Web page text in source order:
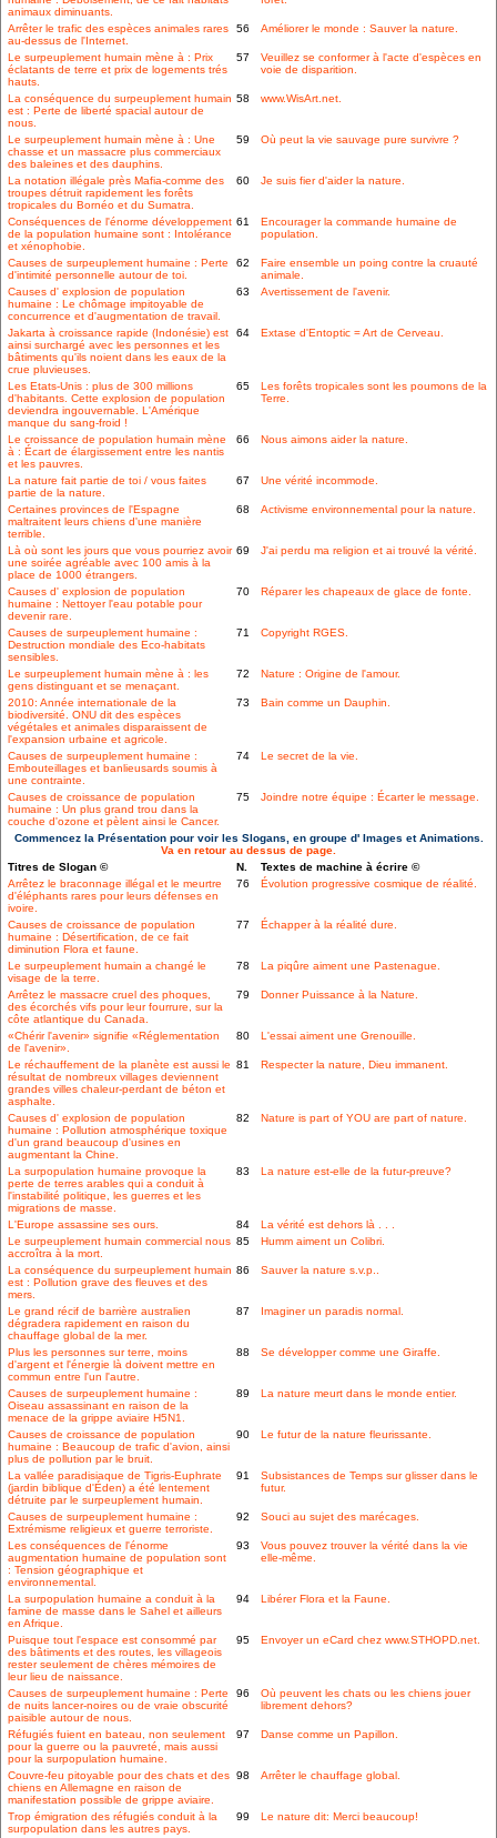
animaux diminuants.
Arrêter le trafic des espèces animales rares
au-dessus de l'Internet.
56 Améliorer le monde : Sauver la nature.
Le surpeuplement humain mène à : Prix
éclatants de terre et prix de logements trés
hauts.
57
Veuillez se conformer à l'acte d'espèces en
voie de disparition.
La conséquence du surpeuplement humain
est : Perte de liberté spacial autour de
nous.
58 www.WisArt.net.
Le surpeuplement humain mène à : Une
chasse et un massacre plus commerciaux
des baleines et des dauphins.
59 Où peut la vie sauvage pure survivre ?
La notation illégale près Mafia-comme des
troupes détruit rapidement les forêts
tropicales du Bornéo et du Sumatra.
60 Je suis fier d'aider la nature.
Conséquences de l'énorme développement
de la population humaine sont : Intolérance
et xénophobie.
61
Encourager la commande humaine de
population.
Causes de surpeuplement humaine : Perte
d'intimité personnelle autour de toi.
62
Faire ensemble un poing contre la cruauté
animale.
Causes d' explosion de population
humaine : Le chômage impitoyable de
concurrence et d'augmentation de travail.
63 Avertissement de l'avenir.
Jakarta à croissance rapide (Indonésie) est
ainsi surchargé avec les personnes et les
bâtiments qu'ils noient dans les eaux de la
crue pluvieuses.
64 Extase d'Entoptic = Art de Cerveau.
Les Etats-Unis : plus de 300 millions
d'habitants. Cette explosion de population
deviendra ingouvernable. L'Amérique
manque du sang-froid !
65
Les forêts tropicales sont les poumons de la
Terre.
Le croissance de population humain mène
à : Écart de élargissement entre les nantis
et les pauvres.
66 Nous aimons aider la nature.
La nature fait partie de toi / vous faites
partie de la nature.
67 Une vérité incommode.
Certaines provinces de l'Espagne
maltraitent leurs chiens d'une manière
terrible.
68 Activisme environnemental pour la nature.
Là où sont les jours que vous pourriez avoir
une soirée agréable avec 100 amis à la
place de 1000 étrangers.
69 J'ai perdu ma religion et ai trouvé la vérité.
Causes d' explosion de population
humaine : Nettoyer l'eau potable pour
devenir rare.
70 Réparer les chapeaux de glace de fonte.
Causes de surpeuplement humaine :
Destruction mondiale des Eco-habitats
sensibles.
71 Copyright RGES.
Le surpeuplement humain mène à : les
gens distinguant et se menaçant.
72 Nature : Origine de l'amour.
2010: Année internationale de la
biodiversité. ONU dit des espèces
végétales et animales disparaissent de
l'expansion urbaine et agricole.
73 Bain comme un Dauphin.
Causes de surpeuplement humaine :
Embouteillages et banlieusards soumis à
une contrainte.
74 Le secret de la vie.
Causes de croissance de population
humaine : Un plus grand trou dans la
couche d'ozone et pèlent ainsi le Cancer.
75 Joindre notre équipe : Écarter le message.
Commencez la Présentation pour voir les Slogans, en groupe d' Images et Animations.
Va en retour au dessus de page.
Titres de Slogan ©
N.
Textes de machine à écrire ©
Arrêtez le braconnage illégal et le meurtre
d'éléphants rares pour leurs défenses en
ivoire.
76 Évolution progressive cosmique de réalité.
Causes de croissance de population
humaine : Désertification, de ce fait
diminution Flora et faune.
77 Échapper à la réalité dure.
Le surpeuplement humain a changé le
visage de la terre.
78 La piqûre aiment une Pastenague.
Arrêtez le massacre cruel des phoques,
des écorchés vifs pour leur fourrure, sur la
côte atlantique du Canada.
79 Donner Puissance à la Nature.
«Chérir l'avenir» signifie «Réglementation
de l'avenir».
80 L'essai aiment une Grenouille.
Le réchauffement de la planète est aussi le
résultat de nombreux villages deviennent
grandes villes chaleur-perdant de béton et
asphalte.
81 Respecter la nature, Dieu immanent.
Causes d' explosion de population
humaine : Pollution atmosphérique toxique
d'un grand beaucoup d'usines en
augmentant la Chine.
82 Nature is part of YOU are part of nature.
La surpopulation humaine provoque la
perte de terres arables qui a conduit à
l'instabilité politique, les guerres et les
migrations de masse.
83 La nature est-elle de la futur-preuve?
L'Europe assassine ses ours. 84
La vérité est dehors là . . .
Le surpeuplement humain commercial nous
accroîtra à la mort.
85 Humm aiment un Colibri.
La conséquence du surpeuplement humain
est : Pollution grave des fleuves et des
mers.
86 Sauver la nature s.v.p..
Le grand récif de barrière australien
dégradera rapidement en raison du
chauffage global de la mer.
87 Imaginer un paradis normal.
Plus les personnes sur terre, moins
d'argent et l'énergie là doivent mettre en
commun entre l'un l'autre.
88 Se développer comme une Giraffe.
Causes de surpeuplement humaine :
Oiseau assassinant en raison de la
menace de la grippe aviaire H5N1.
89 La nature meurt dans le monde entier.
Causes de croissance de population
humaine : Beaucoup de trafic d'avion, ainsi
plus de pollution par le bruit.
90 Le futur de la nature fleurissante.
La vallée paradisiaque de Tigris-Euphrate
(jardin biblique d'Éden) a été lentement
détruite par le surpeuplement humain.
91
Subsistances de Temps sur glisser dans le
futur.
Causes de surpeuplement humaine :
Extrémisme religieux et guerre terroriste.
92 Souci au sujet des marécages.
Les conséquences de l'énorme
augmentation humaine de population sont
: Tension géographique et
environnemental.
93
Vous pouvez trouver la vérité dans la vie
elle-même.
La surpopulation humaine a conduit à la
famine de masse dans le Sahel et ailleurs
en Afrique.
94 Libérer Flora et la Faune.
Puisque tout l'espace est consommé par
des bâtiments et des routes, les villageois
rester seulement de chères mémoires de
leur lieu de naissance.
95 Envoyer un eCard chez www.STHOPD.net.
Causes de surpeuplement humaine : Perte
de nuits lancer-noires ou de vraie obscurité
paisible autour de nous.
96
Où peuvent les chats ou les chiens jouer
librement dehors?
Réfugiés fuient en bateau, non seulement
pour la guerre ou la pauvreté, mais aussi
pour la surpopulation humaine.
97 Danse comme un Papillon.
Couvre-feu pitoyable pour des chats et des
chiens en Allemagne en raison de
manifestation possible de grippe aviaire.
98 Arrêter le chauffage global.
Trop émigration des réfugiés conduit à la
surpopulation dans les autres pays.
99 Le nature dit: Merci beaucoup!